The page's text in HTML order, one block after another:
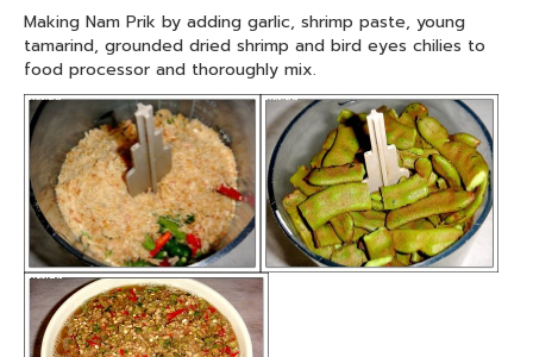
Making Nam Prik by adding garlic, shrimp paste, young
tamarind, grounded dried shrimp and bird eyes chilies to
food processor and thoroughly mix.